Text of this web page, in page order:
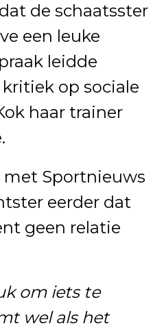
de schaatsster
een leuke
leidde
op sociale
haar trainer
met Sportnieuws
eerder dat
geen relatie
om iets te
wel als het